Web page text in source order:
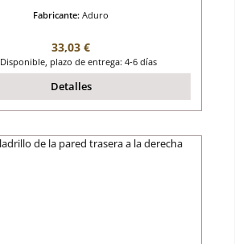
Fabricante: Aduro
Precio normal:
33,03 €
Disponible, plazo de entrega: 4-6 días
Detalles